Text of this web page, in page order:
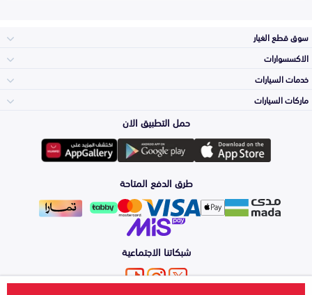
سوق قطع الغيار
المكائن، القيرات
وملحقاتها
الشمعات
والاصطبات (الاضاءة)
الفرامل والأقمشة
الاكسسوارات
لوازم الرحلات
اكسسوارات العناية
الزيوت و السوائل
خدمات السيارات
الأكثر مبيعاً
التلميع والعناية
حماية مقدمة السيارة
ماركات السيارات
تويوتا
هيونداي
كيا
حمل التطبيق الان
طرق الدفع المتاحة
شبكاتنا الاجتماعية